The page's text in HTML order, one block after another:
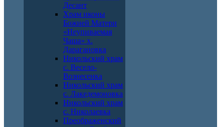
Десант
Храм иконы
Божией Матери
«Неупиваемая
Чаша» х.
Дарагановка
Никольский храм
с. Весело-
Вознесенка
Никольский храм
с. Лакедемоновка
Никольский храм
с. Николаевка
Преображенский